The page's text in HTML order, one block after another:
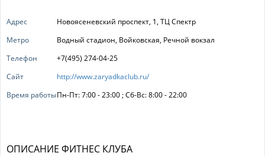
Адрес
Новоясеневский проспект, 1, ТЦ Спектр
Метро
Водный стадион, Войковская, Речной вокзал
Телефон
+7(495) 274-04-25
Сайт
http://www.zaryadkaclub.ru/
Время работыПн-Пт: 7:00 - 23:00 ; Сб-Вс: 8:00 - 22:00
ОПИСАНИЕ ФИТНЕС КЛУБА